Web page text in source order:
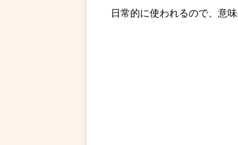
日常的に使われるので、意